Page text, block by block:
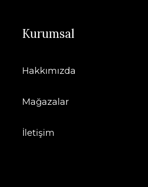
Kurumsal
Hakkımızda
Mağazalar
İletişim